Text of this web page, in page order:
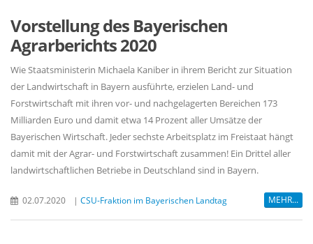
Vorstellung des Bayerischen
Agrarberichts 2020
Wie Staatsministerin Michaela Kaniber in ihrem Bericht zur Situation
der Landwirtschaft in Bayern ausführte, erzielen Land- und
Forstwirtschaft mit ihren vor- und nachgelagerten Bereichen 173
Milliarden Euro und damit etwa 14 Prozent aller Umsätze der
Bayerischen Wirtschaft. Jeder sechste Arbeitsplatz im Freistaat hängt
damit mit der Agrar- und Forstwirtschaft zusammen! Ein Drittel aller
landwirtschaftlichen Betriebe in Deutschland sind in Bayern.
02.07.2020 | CSU-Fraktion im Bayerischen Landtag MEHR...